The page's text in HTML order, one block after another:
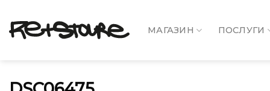
content
МАГАЗИН ПОСЛУГИ